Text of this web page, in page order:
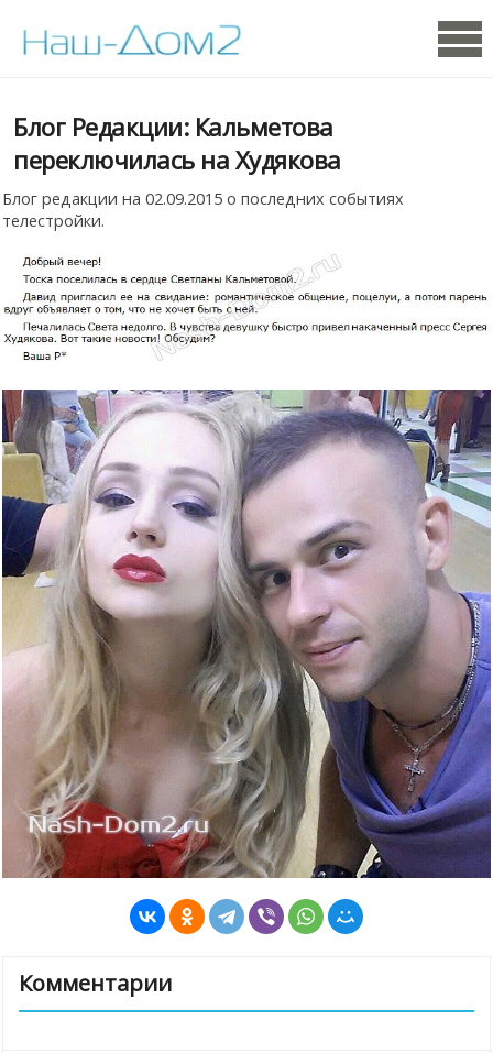
Блог Редакции: Кальметова
переключилась на Худякова
Блог редакции на 02.09.2015 о последних событиях
телестройки.
Комментарии